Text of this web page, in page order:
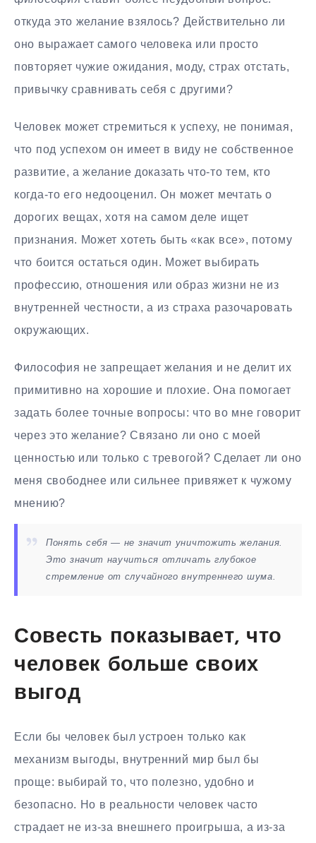
откуда это желание взялось? Действительно ли
оно выражает самого человека или просто
повторяет чужие ожидания, моду, страх отстать,
привычку сравнивать себя с другими?
Человек может стремиться к успеху, не понимая,
что под успехом он имеет в виду не собственное
развитие, а желание доказать что-то тем, кто
когда-то его недооценил. Он может мечтать о
дорогих вещах, хотя на самом деле ищет
признания. Может хотеть быть «как все», потому
что боится остаться один. Может выбирать
профессию, отношения или образ жизни не из
внутренней честности, а из страха разочаровать
окружающих.
Философия не запрещает желания и не делит их
примитивно на хорошие и плохие. Она помогает
задать более точные вопросы: что во мне говорит
через это желание? Связано ли оно с моей
ценностью или только с тревогой? Сделает ли оно
меня свободнее или сильнее привяжет к чужому
мнению?
Понять себя — не значит уничтожить желания.
Это значит научиться отличать глубокое
стремление от случайного внутреннего шума.
Совесть показывает, что
человек больше своих
выгод
Если бы человек был устроен только как
механизм выгоды, внутренний мир был бы
проще: выбирай то, что полезно, удобно и
безопасно. Но в реальности человек часто
страдает не из-за внешнего проигрыша, а из-за